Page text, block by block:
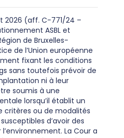
2026 (aff. C-771/24 –
ASBL et
de Bruxelles-
de l’Union européenne
fixant les conditions
sans toutefois prévoir de
ni à leur
soumis à une
lorsqu’il établit un
critères ou de modalités
d’avoir des
La Cour a